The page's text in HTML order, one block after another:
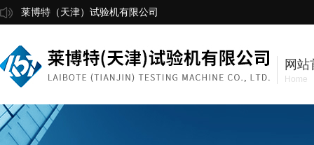
莱博特（天津）试验机有限公司
网站
Home